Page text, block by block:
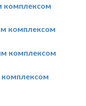
комплексом
комплексом
комплексом
комплексом